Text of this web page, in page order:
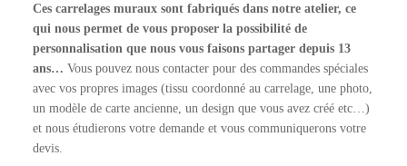
Ces carrelages muraux sont fabriqués dans notre atelier, ce
qui nous permet de vous proposer la possibilité de
personnalisation que nous vous faisons partager depuis 13
ans… Vous pouvez nous contacter pour des commandes spéciales
avec vos propres images (tissu coordonné au carrelage, une photo,
un modèle de carte ancienne, un design que vous avez créé etc…)
et nous étudierons votre demande et vous communiquerons votre
devis.